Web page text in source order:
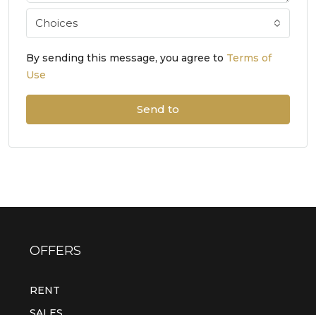
Choices
By sending this message, you agree to Terms of
Use
Send to
OFFERS
RENT